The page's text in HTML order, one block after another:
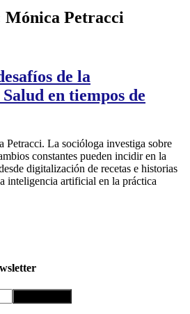
Mónica Petracci
de la
en tiempos de
Petracci. La socióloga investiga sobre
constantes pueden incidir en la
digitalización de recetas e historias
inteligencia artificial en la práctica